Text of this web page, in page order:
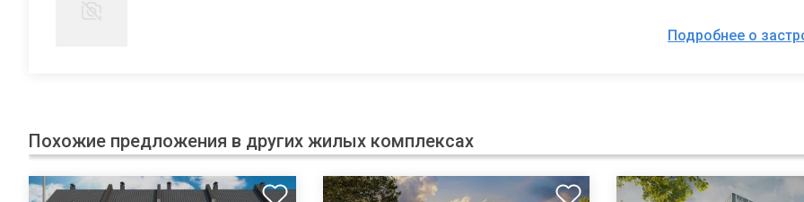
Подробнее о
Похожие предложения в других жилых комплексах